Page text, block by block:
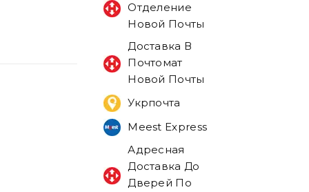
Отделение
Новой Почты
Доставка В
Почтомат
Новой Почты
Укрпочта
Meest Express
Адресная
Доставка До
Дверей По